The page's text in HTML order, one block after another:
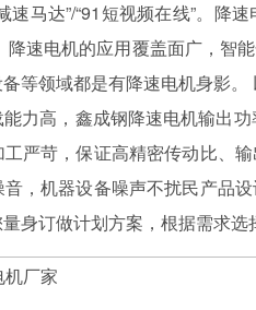
速马达”/“91短视频在线”。降
降速电机的应用覆盖面广，智
等领域都是有降速电机身影
力高，鑫成钢降速电机输出
严苛，保证高精密传动比、
，机器设备噪声不扰民产品
身订做计划方案，根据需求